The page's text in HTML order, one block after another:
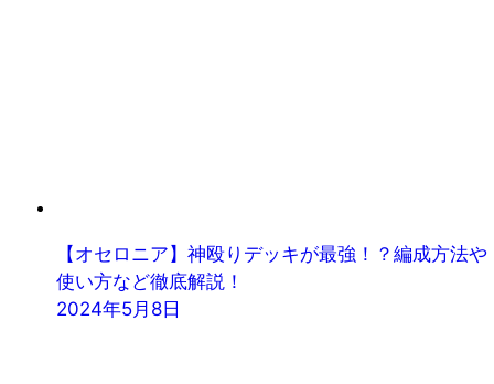
【オセロニア】神殴りデッキが最強！？編成方法や
使い方など徹底解説！
2024年5月8日